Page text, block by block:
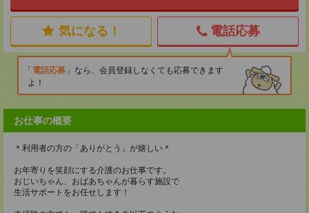
気になる！ 電話応募
電話応募
なら、会員登録しなくても応募できます
よ！
お仕事の概要
＊利用者の方の「ありがとう」が嬉しい＊
お年寄りを笑顔にする介護のお仕事です。
おじいちゃん、おばあちゃんが暮らす施設で
生活サポートをお任せします！